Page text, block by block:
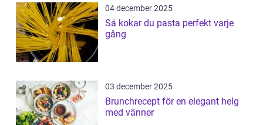
04 december 2025
Så kokar du pasta perfekt varje
gång
03 december 2025
Brunchrecept för en elegant helg
med vänner